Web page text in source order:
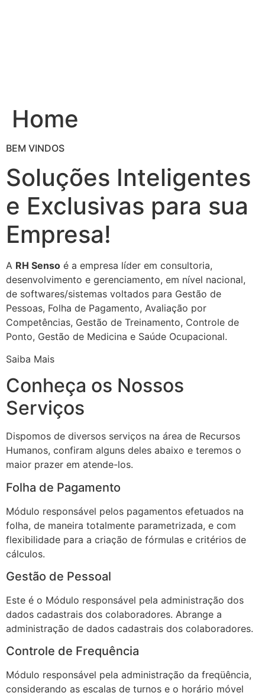
Home
BEM VINDOS
Soluções Inteligentes
e Exclusivas para sua
Empresa!
A RH Senso é a empresa líder em consultoria,
desenvolvimento e gerenciamento, em nível nacional,
de softwares/sistemas voltados para Gestão de
Pessoas, Folha de Pagamento, Avaliação por
Competências, Gestão de Treinamento, Controle de
Ponto, Gestão de Medicina e Saúde Ocupacional.
Saiba Mais
Conheça os Nossos
Serviços
Dispomos de diversos serviços na área de Recursos
Humanos, confiram alguns deles abaixo e teremos o
maior prazer em atende-los.
Folha de Pagamento
Módulo responsável pelos pagamentos efetuados na
folha, de maneira totalmente parametrizada, e com
flexibilidade para a criação de fórmulas e critérios de
cálculos.
Gestão de Pessoal
Este é o Módulo responsável pela administração dos
dados cadastrais dos colaboradores. Abrange a
administração de dados cadastrais dos colaboradores.
Controle de Frequência
Módulo responsável pela administração da freqüência,
considerando as escalas de turnos e o horário móvel